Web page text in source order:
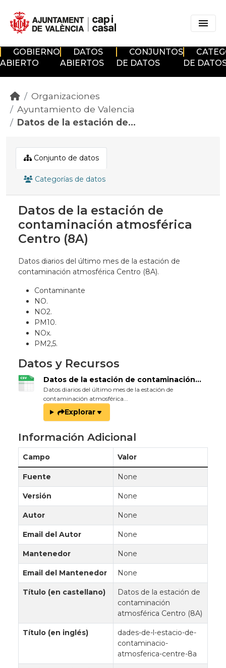
GOBIERNO
ABIERTO
DATOS
ABIERTOS
CONJUNTOS
DE DATOS
DE
Organizaciones
Ayuntamiento de Valencia
Datos de la estación de...
Conjunto de datos
Categorías de datos
Datos de la estación de
contaminación atmosférica
Centro (8A)
Datos diarios del último mes de la estación de
contaminación atmosférica Centro (8A).
Contaminante
NO.
NO2.
PM10.
NOx.
PM2,5.
Datos y Recursos
Datos de la estación de contaminación...
Datos diarios del último mes de la estación de
contaminación atmosférica...
Explorar
Información Adicional
Campo Valor
Fuente None
Versión None
Autor None
Email del Autor None
Mantenedor None
Email del Mantenedor None
Título (en castellano)
Datos de la estación de
contaminación
atmosférica Centro (8A)
Título (en inglés)
dades-de-l-estacio-de-
contaminacio-
atmosferica-centre-8a